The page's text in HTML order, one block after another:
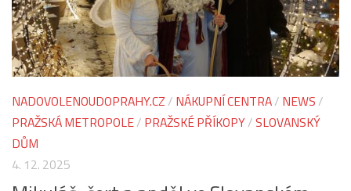
NADOVOLENOUDOPRAHY.CZ / NÁKUPNÍ CENTRA/ NEWS /
PRAŽSKÁ METROPOLE/ PRAŽSKÉ PŘÍKOPY/SLOVANSKÝ
DŮM
4. 12. 2025